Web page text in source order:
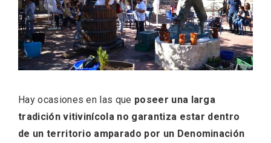
Hay ocasiones en las que poseer una larga
tradición vitivinícola no garantiza estar dentro
de un territorio amparado por un Denominación
Ultimas entradas